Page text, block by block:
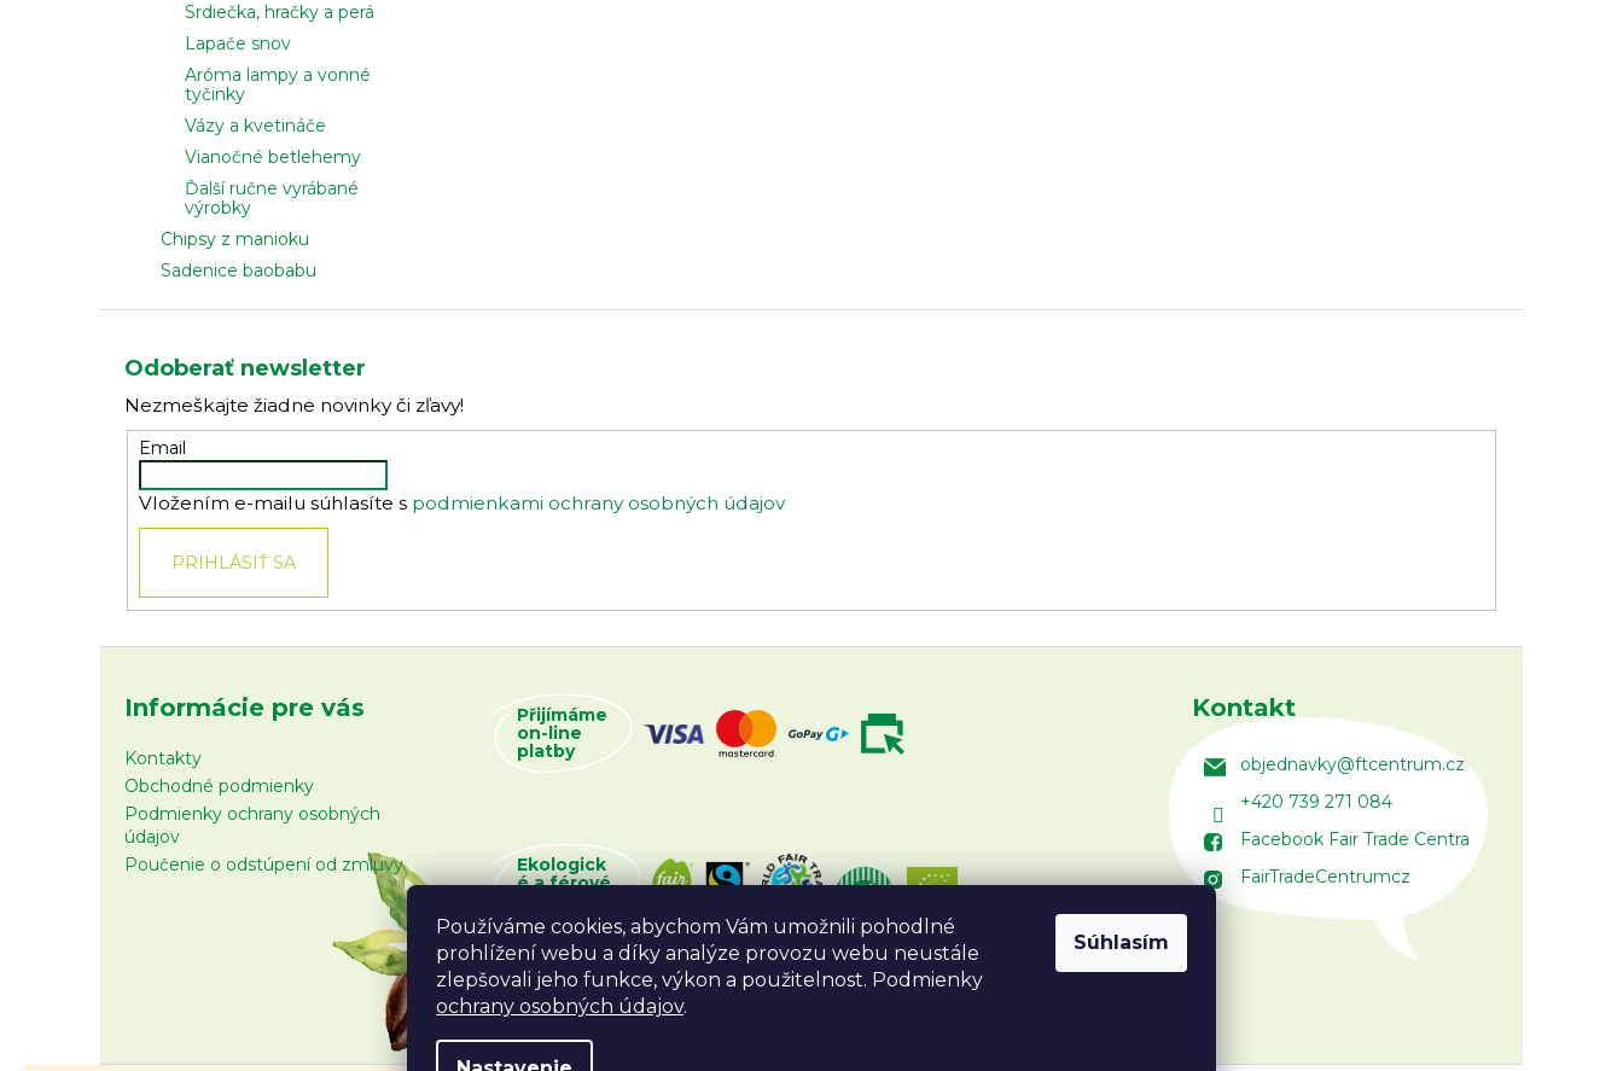
Používáme cookies, abychom Vám umožnili pohodlné
prohlížení webu a díky analýze provozu webu neustále
zlepšovali jeho funkce, výkon a použitelnost. Podmienky
ochrany osobných údajov.
Súhlasím
Srdiečka, hračky a perá
Lapače snov
Aróma lampy a vonné
tyčinky
Vázy a kvetináče
Vianočné betlehemy
Ďalší ručne vyrábané
výrobky
Chipsy z manioku
Sadenice baobabu
Odoberať newsletter
Nezmeškajte žiadne novinky či zľavy!
Email
Vložením e-mailu súhlasíte s podmienkami ochrany osobných údajov
PRIHLÁSIŤ SA
Informácie pre vás
Kontakty
Obchodné podmienky
Podmienky ochrany osobných
údajov
Poučenie o odstúpení od zmluvy
Přijímáme
on-line
platby
Ekologick
é a férové
Kontakt
objednavky@ftcentrum.cz
+420 739 271 084
Facebook Fair Trade Centra
FairTradeCentrumcz